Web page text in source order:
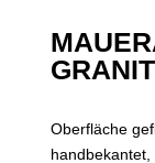
Oberfläche